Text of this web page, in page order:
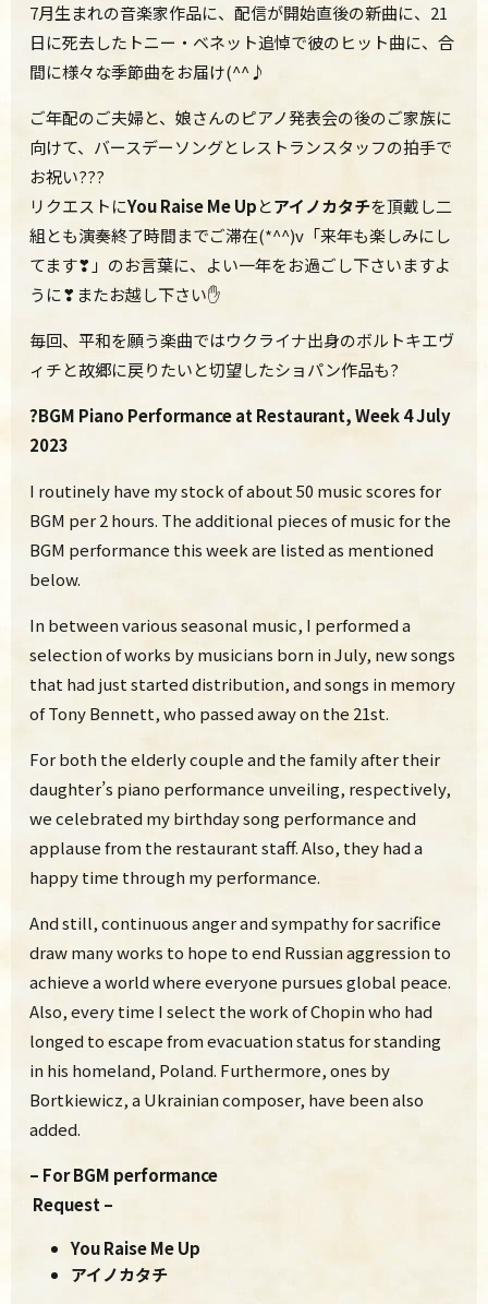
7月生まれの音楽家作品に、配信が開始直後の新曲に、21
日に死去したトニー・ベネット追悼で彼のヒット曲に、合
間に様々な季節曲をお届け(^^♪
ご年配のご夫婦と、娘さんのピアノ発表会の後のご家族に
向けて、バースデーソングとレストランスタッフの拍手で
お祝い???
リクエストにYou Raise Me Upとアイノカタチを頂戴し二
組とも演奏終了時間までご滞在(*^^)v「来年も楽しみにし
てます❣」のお言葉に、よい一年をお過ごし下さいますよ
うに❣またお越し下さい✋
毎回、平和を願う楽曲ではウクライナ出身のボルトキエヴ
ィチと故郷に戻りたいと切望したショパン作品も?
?BGM Piano Performance at Restaurant, Week 4 July
2023
I routinely have my stock of about 50 music scores for
BGM per 2 hours. The additional pieces of music for the
BGM performance this week are listed as mentioned
below.
In between various seasonal music, I performed a
selection of works by musicians born in July, new songs
that had just started distribution, and songs in memory
of Tony Bennett, who passed away on the 21st.
For both the elderly couple and the family after their
daughter’s piano performance unveiling, respectively,
we celebrated my birthday song performance and
applause from the restaurant staff.Also, they had a
happy time through my performance.
And still, continuous anger and sympathy for sacrifice
draw many works to hope to end Russian aggression to
achieve a world where everyone pursues global peace.
Also, every time I select the work of Chopin who had
longed to escape from evacuation status for standing
in his homeland, Poland. Furthermore, ones by
Bortkiewicz, a Ukrainian composer, have been also
added.
– For BGM performance
Request –
You Raise Me Up
アイノカタチ